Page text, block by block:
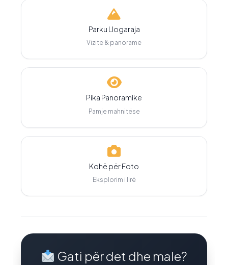
Parku Llogaraja
Vizitë & panoramë
Pika Panoramike
Pamje mahnitëse
Kohë për Foto
Eksplorim i lirë
Gati për det dhe male?